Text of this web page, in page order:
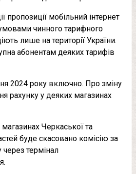
пропозиції мобільний інтернет
чинного тарифного
лише на території України.
абонентам деяких тарифів
2024 року включно. Про зміну
рахунку у деяких магазинах
Черкаської та
буде скасовано комісію за
термінал